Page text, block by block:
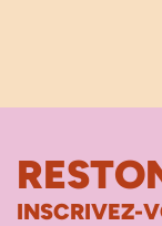
INSCRIVEZ-